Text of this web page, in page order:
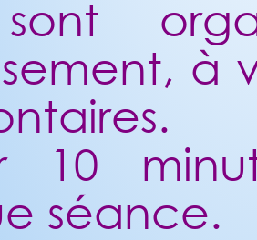
sont
à
10
séance.